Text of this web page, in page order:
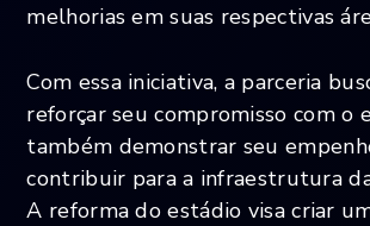
melhorias em suas respectivas
Com essa iniciativa, a parceria
reforçar seu compromisso com o
também demonstrar seu
contribuir para a infraestrutura
A reforma do estádio visa criar